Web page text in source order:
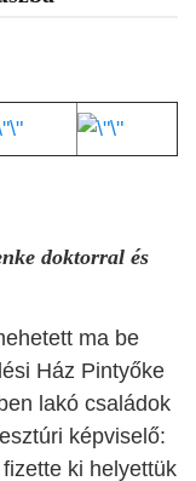
doktorral és
ma be
Ház Pintyőke
lakó családok
képviselő:
ki helyettük